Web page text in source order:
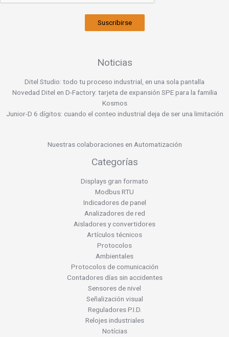
Suscribirse
Noticias
Ditel Studio: todo tu proceso industrial, en una sola pantalla
Novedad Ditel en D-Factory: tarjeta de expansión SPE para la familia
Kosmos
Junior-D 6 dígitos: cuando el conteo industrial deja de ser una limitación
Nuestras colaboraciones en Automatización
Categorías
Displays gran formato
Modbus RTU
Indicadores de panel
Analizadores de red
Aisladores y convertidores
Artículos técnicos
Protocolos
Ambientales
Protocolos de comunicación
Contadores días sin accidentes
Sensores de nivel
Señalización visual
Reguladores P.I.D.
Relojes industriales
Notícias